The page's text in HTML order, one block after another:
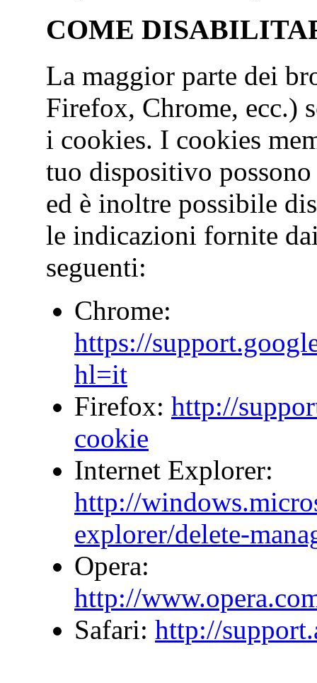
COME
La maggior parte dei
Firefox, Chrome, ecc.)
i cookies. I cookies
tuo dispositivo possono
ed è inoltre possibile
le indicazioni fornite
seguenti:
Chrome:
https://
hl=it
Firefox: http://
cookie
Internet Explorer:
http://
explorer/delete-
Opera:
http://
Safari: http://